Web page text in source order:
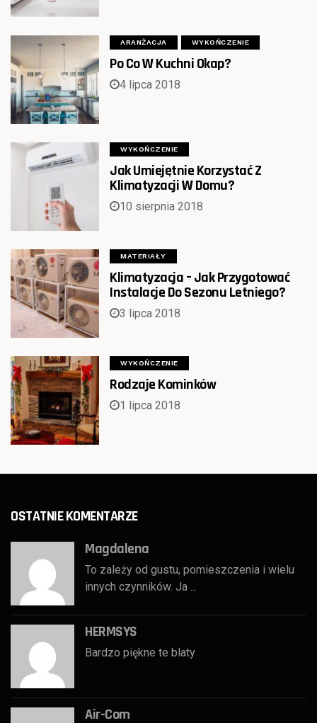
ARANŻACJA WYKOŃCZENIE
Po Co W Kuchni Okap?
4 lipca 2018
WYKOŃCZENIE
Jak Umiejętnie Korzystać Z
Klimatyzacji W Domu?
10 sierpnia 2018
MATERIAŁY
Klimatyzacja – Jak Przygotować
Instalacje Do Sezonu Letniego?
3 lipca 2018
WYKOŃCZENIE
Rodzaje Kominków
1 lipca 2018
OSTATNIE KOMENTARZE
Magdalena
To zależy od gustu, pomieszczenia i wielu
innych czynników. Ja ...
HERMSYS
Bardzo piękne te blaty
Air-Com